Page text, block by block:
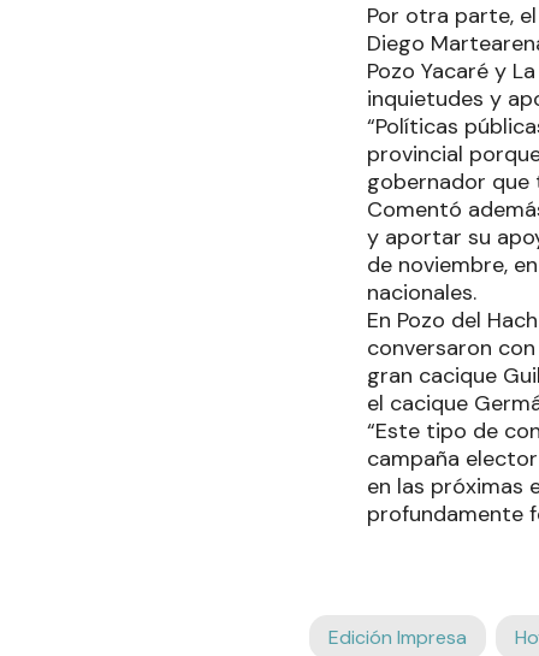
Por otra parte,
Diego
Pozo Yacaré y
inquietudes y
“Políticas
provincial
gobernador
Comentó
y aportar su
de noviembre,
nacionales.
En Pozo del
conversaron
gran cacique
el cacique
“Este tipo de
campaña
en las próximas
profundamente
Edición Impresa